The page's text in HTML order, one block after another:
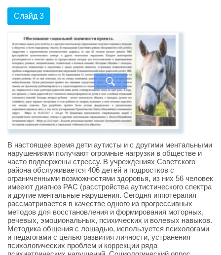
Слайд 3
В настоящее время дети аутисты и с другими ментальными
нарушениями получают огромные нагрузки в обществе и
часто подвержены стрессу. В учреждениях Советского
района обслуживается 406 детей и подростков с
ограниченными возможностями здоровья, из них 56 человек
имееют диагноз РАС (расстройства аутистического спектра
и другие ментальные нарушения. Сегодня иппотерапия
рассматривается в качестве одного из прогрессивных
методов для восстановления и формирования моторных,
речевых, эмоциональных, психических и волевых навыков.
Методика общения с лошадью, используется психологами
и педагогами с целью развития личности, устранения
психологических проблем и коррекции ряда